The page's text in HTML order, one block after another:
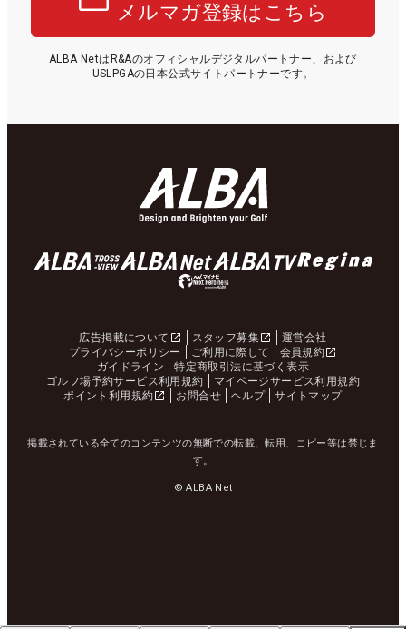
メルマガ登録はこちら
ALBA NetはR&Aのオフィシャルデジタルパートナー、および
USLPGAの日本公式サイトパートナーです。
広告掲載について スタッフ募集
運営会社
プライバシーポリシー
ご利用に際して
会員規約
ガイドライン
特定商取引法に基づく表示
ゴルフ場予約サービス利用規約
マイページサービス利用規約
ポイント利用規約
お問合せ ヘルプ サイトマップ
掲載されている全てのコンテンツの無断での転載、転用、コピー等は禁じま
す。
© ALBA Net